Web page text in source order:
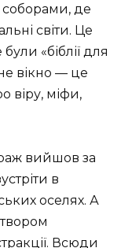
соборами, де
світи. Це
«біблії для
вікно — це
віру, міфи,
вийшов за
в
оселях. А
Всюди